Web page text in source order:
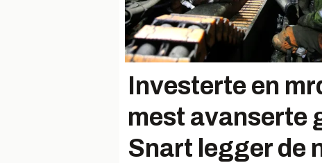
Investerte en
mest avanserte
Snart legger de